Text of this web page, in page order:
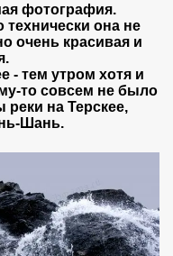
фотография.
она не
очень красивая и
- тем утром хотя и
то совсем не было
на Терскее,
Шань.